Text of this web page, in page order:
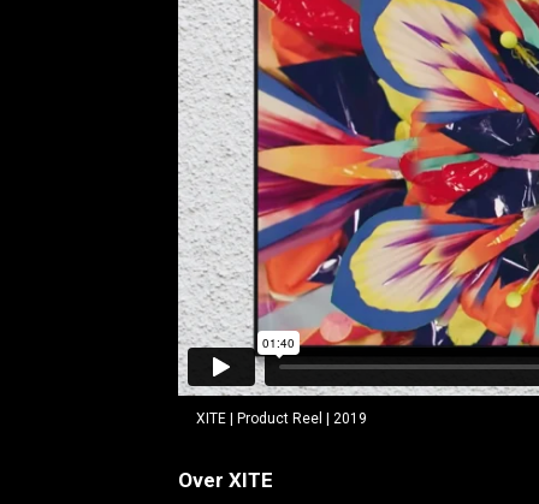
XITE | Product Reel | 2019
Over XITE